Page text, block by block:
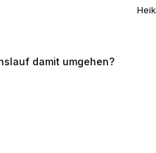
damit umgehen?